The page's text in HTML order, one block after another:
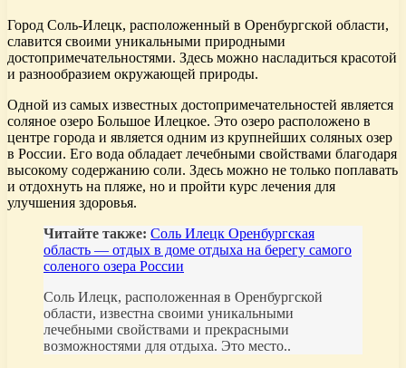
Город Соль-Илецк, расположенный в Оренбургской области,
славится своими уникальными природными
достопримечательностями. Здесь можно насладиться красотой
и разнообразием окружающей природы.
Одной из самых известных достопримечательностей является
соляное озеро Большое Илецкое. Это озеро расположено в
центре города и является одним из крупнейших соляных озер
в России. Его вода обладает лечебными свойствами благодаря
высокому содержанию соли. Здесь можно не только поплавать
и отдохнуть на пляже, но и пройти курс лечения для
улучшения здоровья.
Читайте также: Соль Илецк Оренбургская
область — отдых в доме отдыха на берегу самого
соленого озера России
Соль Илецк, расположенная в Оренбургской
области, известна своими уникальными
лечебными свойствами и прекрасными
возможностями для отдыха. Это место..